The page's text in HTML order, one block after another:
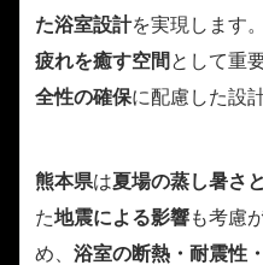
た浴室設計を実現します
疲れを癒す空間 として重
全性の確保に配慮した設
熊本県は夏場の蒸し暑さ
た地震による影響も考慮
め、 浴室の断熱・耐震性